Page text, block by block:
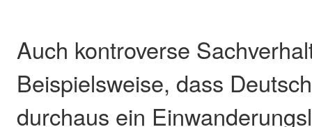
Auch kontroverse
Beispielsweise, dass
durchaus ein